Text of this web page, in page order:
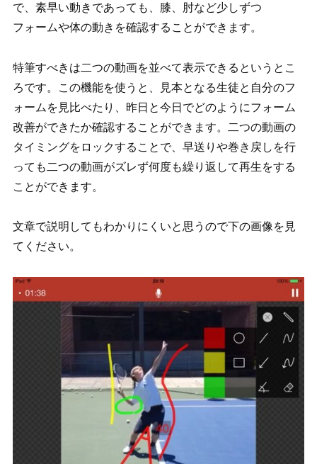
で、素早い動きであっても、膝、肘など少しずつ
フォームや体の動きを確認することができます。
特筆すべきは二つの動画を並べて表示できるというとこ
ろです。この機能を使うと、見本となる生徒と自分のフ
ォームを見比べたり、昨日と今日でどのようにフォーム
改善ができたか確認することができます。二つの動画の
タイミングをロックすることで、早送りや巻き戻しを行
っても二つの動画がズレず何度も繰り返して再生をする
ことができます。
文章で説明してもわかりにくいと思うので下の画像を見
てください。